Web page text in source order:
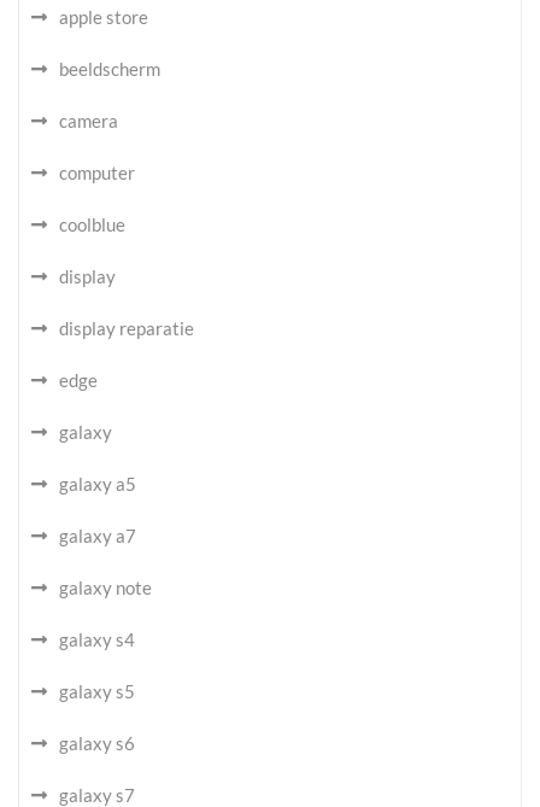
apple store
beeldscherm
camera
computer
coolblue
display
display reparatie
edge
galaxy
galaxy a5
galaxy a7
galaxy note
galaxy s4
galaxy s5
galaxy s6
galaxy s7